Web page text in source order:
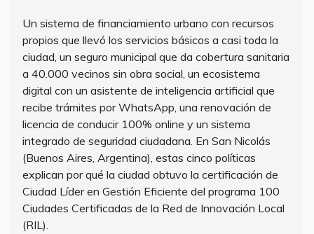
Un sistema de financiamiento urbano con recursos
propios que llevó los servicios básicos a casi toda la
ciudad, un seguro municipal que da cobertura sanitaria
a 40.000 vecinos sin obra social, un ecosistema
digital con un asistente de inteligencia artificial que
recibe trámites por WhatsApp, una renovación de
licencia de conducir 100% online y un sistema
integrado de seguridad ciudadana. En San Nicolás
(Buenos Aires, Argentina), estas cinco políticas
explican por qué la ciudad obtuvo la certificación de
Ciudad Líder en Gestión Eficiente del programa 100
Ciudades Certificadas de la Red de Innovación Local
(RIL).